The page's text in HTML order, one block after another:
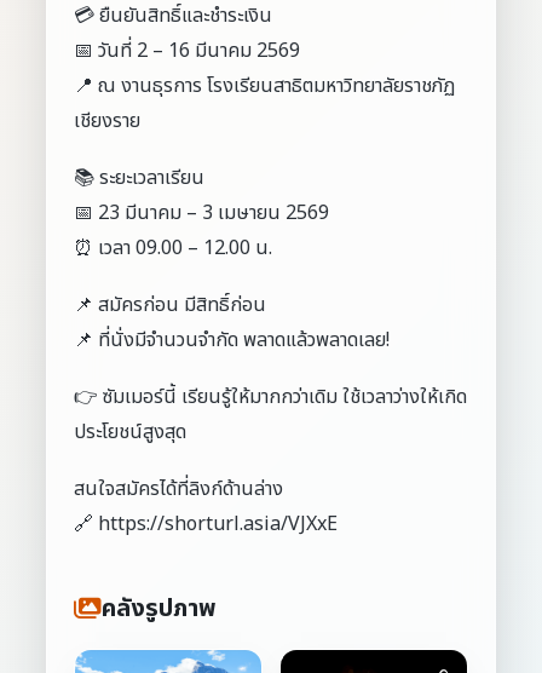
💳 ยืนยันสิทธิ์และชำระเงิน
📅 วันที่ 2 – 16 มีนาคม 2569
📍 ณ งานธุรการ โรงเรียนสาธิตมหาวิทยาลัยราชภัฏ
เชียงราย
📚 ระยะเวลาเรียน
📅 23 มีนาคม – 3 เมษายน 2569
⏰ เวลา 09.00 – 12.00 น.
📌 สมัครก่อน มีสิทธิ์ก่อน
📌 ที่นั่งมีจำนวนจำกัด พลาดแล้วพลาดเลย!
👉 ซัมเมอร์นี้ เรียนรู้ให้มากกว่าเดิม ใช้เวลาว่างให้เกิด
ประโยชน์สูงสุด
สนใจสมัครได้ที่ลิงก์ด้านล่าง
🔗 https://shorturl.asia/VJXxE
คลังรูปภาพ